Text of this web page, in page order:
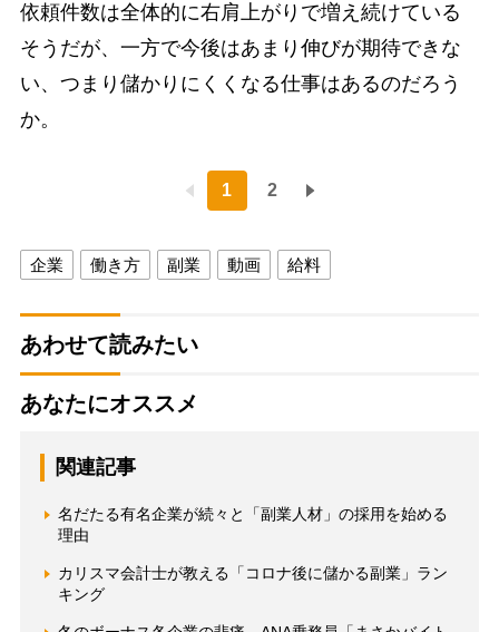
依頼件数は全体的に右肩上がりで増え続けている
そうだが、一方で今後はあまり伸びが期待できな
い、つまり儲かりにくくなる仕事はあるのだろう
か。
1 2
企業 働き方 副業 動画 給料
あわせて読みたい
あなたにオススメ
関連記事
名だたる有名企業が続々と「副業人材」の採用を始める
理由
カリスマ会計士が教える「コロナ後に儲かる副業」ラン
キング